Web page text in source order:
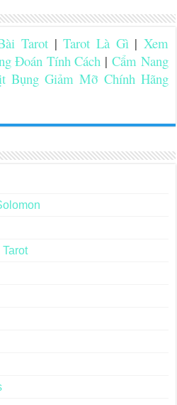
Tarot |Tarot Là Gì| Xem
Đoán Tính Cách |Cẩm Nang
Bụng Giảm Mỡ Chính Hãng